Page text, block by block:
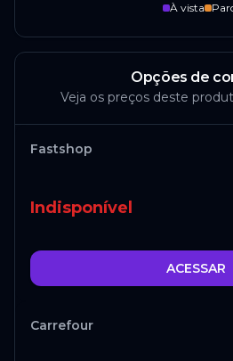
À vista
Opções de
Veja os preços deste
Fastshop
Indisponível
ACESSAR
Carrefour